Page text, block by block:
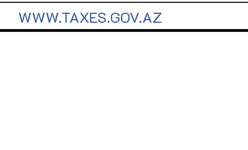
WWW.TAXES.GOV.AZ